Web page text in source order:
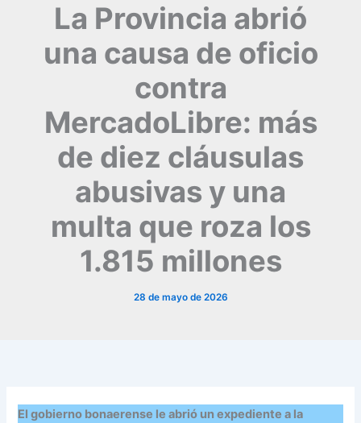
La Provincia abrió
una causa de oficio
contra
MercadoLibre: más
de diez cláusulas
abusivas y una
multa que roza los
1.815 millones
28 de mayo de 2026
El gobierno bonaerense le abrió un expediente a la